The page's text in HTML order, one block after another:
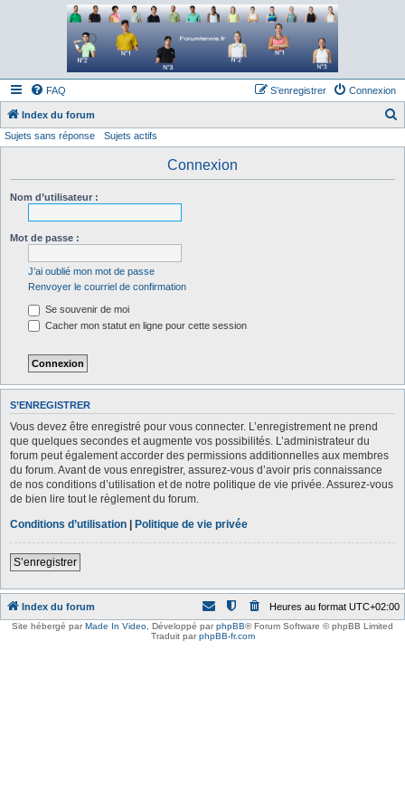
Forum tennis
Le forum des passionnés de tennis
FAQ Connexion
S’enregistrer
Index du forum
Sujets sans réponse Sujets actifs
Connexion
Nom d’utilisateur :
Mot de passe :
J’ai oublié mon mot de passe
Renvoyer le courriel de confirmation
Se souvenir de moi
Cacher mon statut en ligne pour cette session
S’ENREGISTRER
Vous devez être enregistré pour vous connecter. L’enregistrement ne prend
que quelques secondes et augmente vos possibilités. L’administrateur du
forum peut également accorder des permissions additionnelles aux membres
du forum. Avant de vous enregistrer, assurez-vous d’avoir pris connaissance
de nos conditions d’utilisation et de notre politique de vie privée. Assurez-vous
de bien lire tout le règlement du forum.
Conditions d’utilisation | Politique de vie privée
S’enregistrer
Index du forum Heures au format UTC+02:00
Site hébergé parMade In Video Développé parphpBB® Forum Software © phpBB Limited
Traduit parphpBB-fr.com